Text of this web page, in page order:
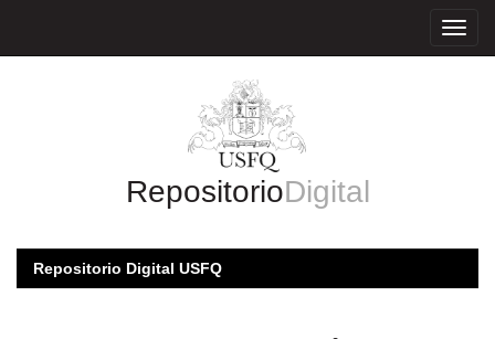
RepositorioDigital
Repositorio Digital USFQ